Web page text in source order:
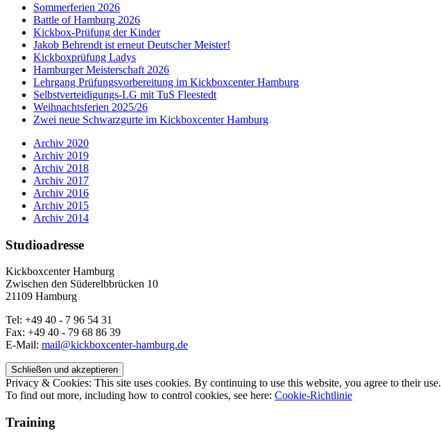
Sommerferien 2026
Battle of Hamburg 2026
Kickbox-Prüfung der Kinder
Jakob Behrendt ist erneut Deutscher Meister!
Kickboxprüfung Ladys
Hamburger Meisterschaft 2026
Lehrgang Prüfungsvorbereitung im Kickboxcenter Hamburg
Selbstverteidigungs-LG mit TuS Fleestedt
Weihnachtsferien 2025/26
Zwei neue Schwarzgurte im Kickboxcenter Hamburg
Archiv 2020
Archiv 2019
Archiv 2018
Archiv 2017
Archiv 2016
Archiv 2015
Archiv 2014
Studioadresse
Kickboxcenter Hamburg
Zwischen den Süderelbbrücken 10
21109 Hamburg
Tel: +49 40 - 7 96 54 31
Fax: +49 40 - 79 68 86 39
E-Mail: mail@kickboxcenter-hamburg.de
Privacy & Cookies: This site uses cookies. By continuing to use this website, you agree to their use.
To find out more, including how to control cookies, see here: Cookie-Richtlinie
Training